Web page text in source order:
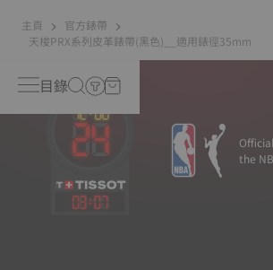
主頁
官方錶帶
天梭PRX系列皮革錶帶(黑色)__適用錶徑35mm
目錄
03:07
the